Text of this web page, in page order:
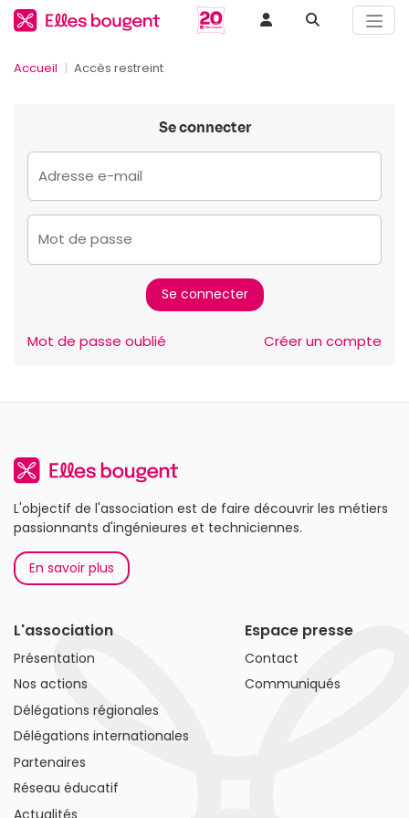
Accueil Accès restreint
Se connecter
Adresse e-mail
Mot de passe
Mot de passe oublié Créer un compte
L'objectif de l'association est de faire découvrir les métiers
passionnants d'ingénieures et techniciennes.
En savoir plus
L'association
Présentation
Nos actions
Délégations régionales
Délégations internationales
Partenaires
Réseau éducatif
Actualités
Espace presse
Contact
Communiqués